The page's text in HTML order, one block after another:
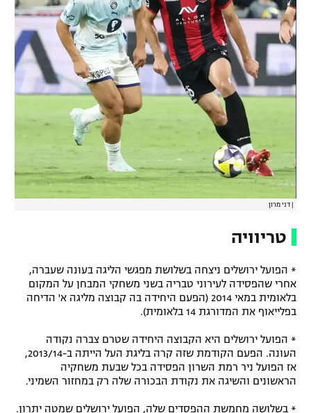
דני מרון
טריוויה
* הפועל ירושלים ניצחה בשלושת מפגשי הליגה בעונה שעברה,
אחרי שהפסידה לעירוני טבריה בשני משחקי המבחן על המקום
בלאומית במאי 2014 (הפעם היחידה בה קבוצה מליגה א' הדיחה
בפלייאוף את המדורגת 14 בלאומית).
* הפועל ירושלים היא הקבוצה היחידה שטרם צברה נקודה
העונה. הפעם הקודמת שזה קרה בליגת העל הייתה ב-2013/14,
אז הפועל ניר רמת השרון הפסידה בכל שבעת משחקיה
הראשונים והשיגה את נקודת הבכורה שלה רק במחזור השמיני.
* בשלושה מחמשת ההפסדים שלה, הפועל ירושלים שמטה יתרון.